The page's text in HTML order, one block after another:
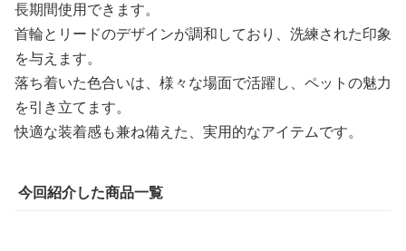
長期間使用できます。
首輪とリードのデザインが調和しており、洗練された印象
を与えます。
落ち着いた色合いは、様々な場面で活躍し、ペットの魅力
を引き立てます。
快適な装着感も兼ね備えた、実用的なアイテムです。
今回紹介した商品一覧